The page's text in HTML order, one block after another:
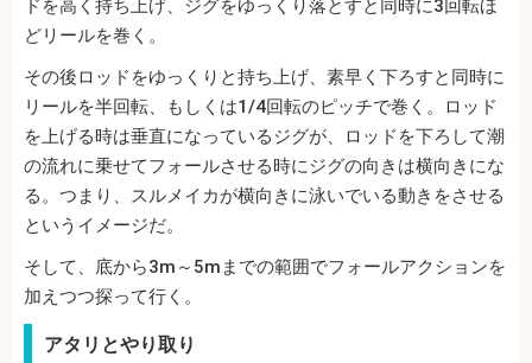
ドを高く持ち上げ、ジグをゆっくり落とすと同時に3回転ほ
どリールを巻く。
その後ロッドをゆっくりと持ち上げ、素早く下ろすと同時に
リールを半回転、もしくは1/4回転のピッチで巻く。ロッド
を上げる時は垂直になっているジグが、ロッドを下ろして潮
の流れに乗せてフォールさせる時にジグの向きは横向きにな
る。つまり、スルメイカが横向きに泳いでいる動きをさせる
というイメージだ。
そして、底から3m～5mまでの範囲でフォールアクションを
加えつつ探って行く。
アタリとやり取り